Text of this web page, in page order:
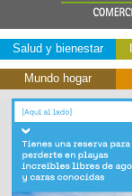
Salud y bienestar
Mundo hogar